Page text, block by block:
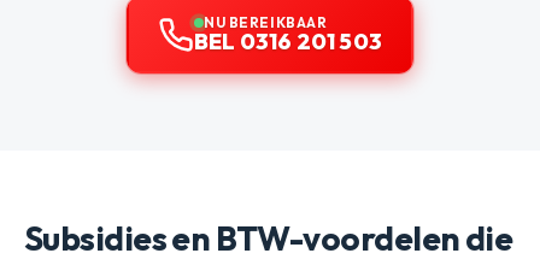
NU BEREIKBAAR
BEL 0316 201 503
Subsidies en BTW-voordelen die